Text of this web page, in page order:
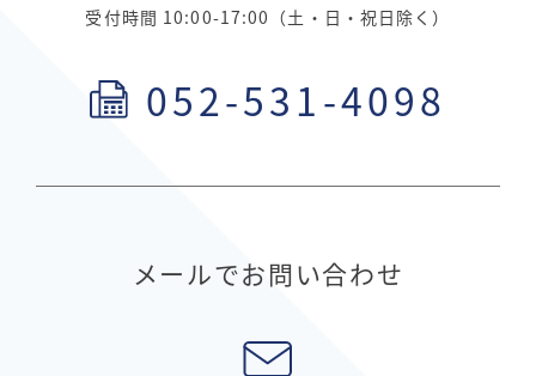
受付時間 10:00-17:00（土・日・祝日除く）
052-531-4098
メールでお問い合わせ